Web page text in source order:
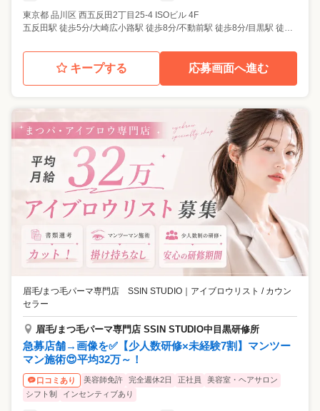
東京都 品川区 西五反田2丁目25-4 ISOビル 4F
五反田駅 徒歩5分/大崎広小路駅 徒歩8分/不動前駅 徒歩8分/目黒駅 徒歩14分/大崎駅 徒歩16分
キープする 応募画面へ進む
眉毛/まつ毛パーマ専門店 SSIN STUDIO ｜ アイブロウリスト / カウン
セラー
眉毛/まつ毛パーマ専門店 SSIN STUDIO中目黒研修所
急募店舗→画像を✅【少人数研修×未経験7割】マンツー
マン施術😍平均32万～！
口コミあり 美容師免許 完全週休2日 正社員
美容室・ヘアサロン
シフト制
インセンティブあり